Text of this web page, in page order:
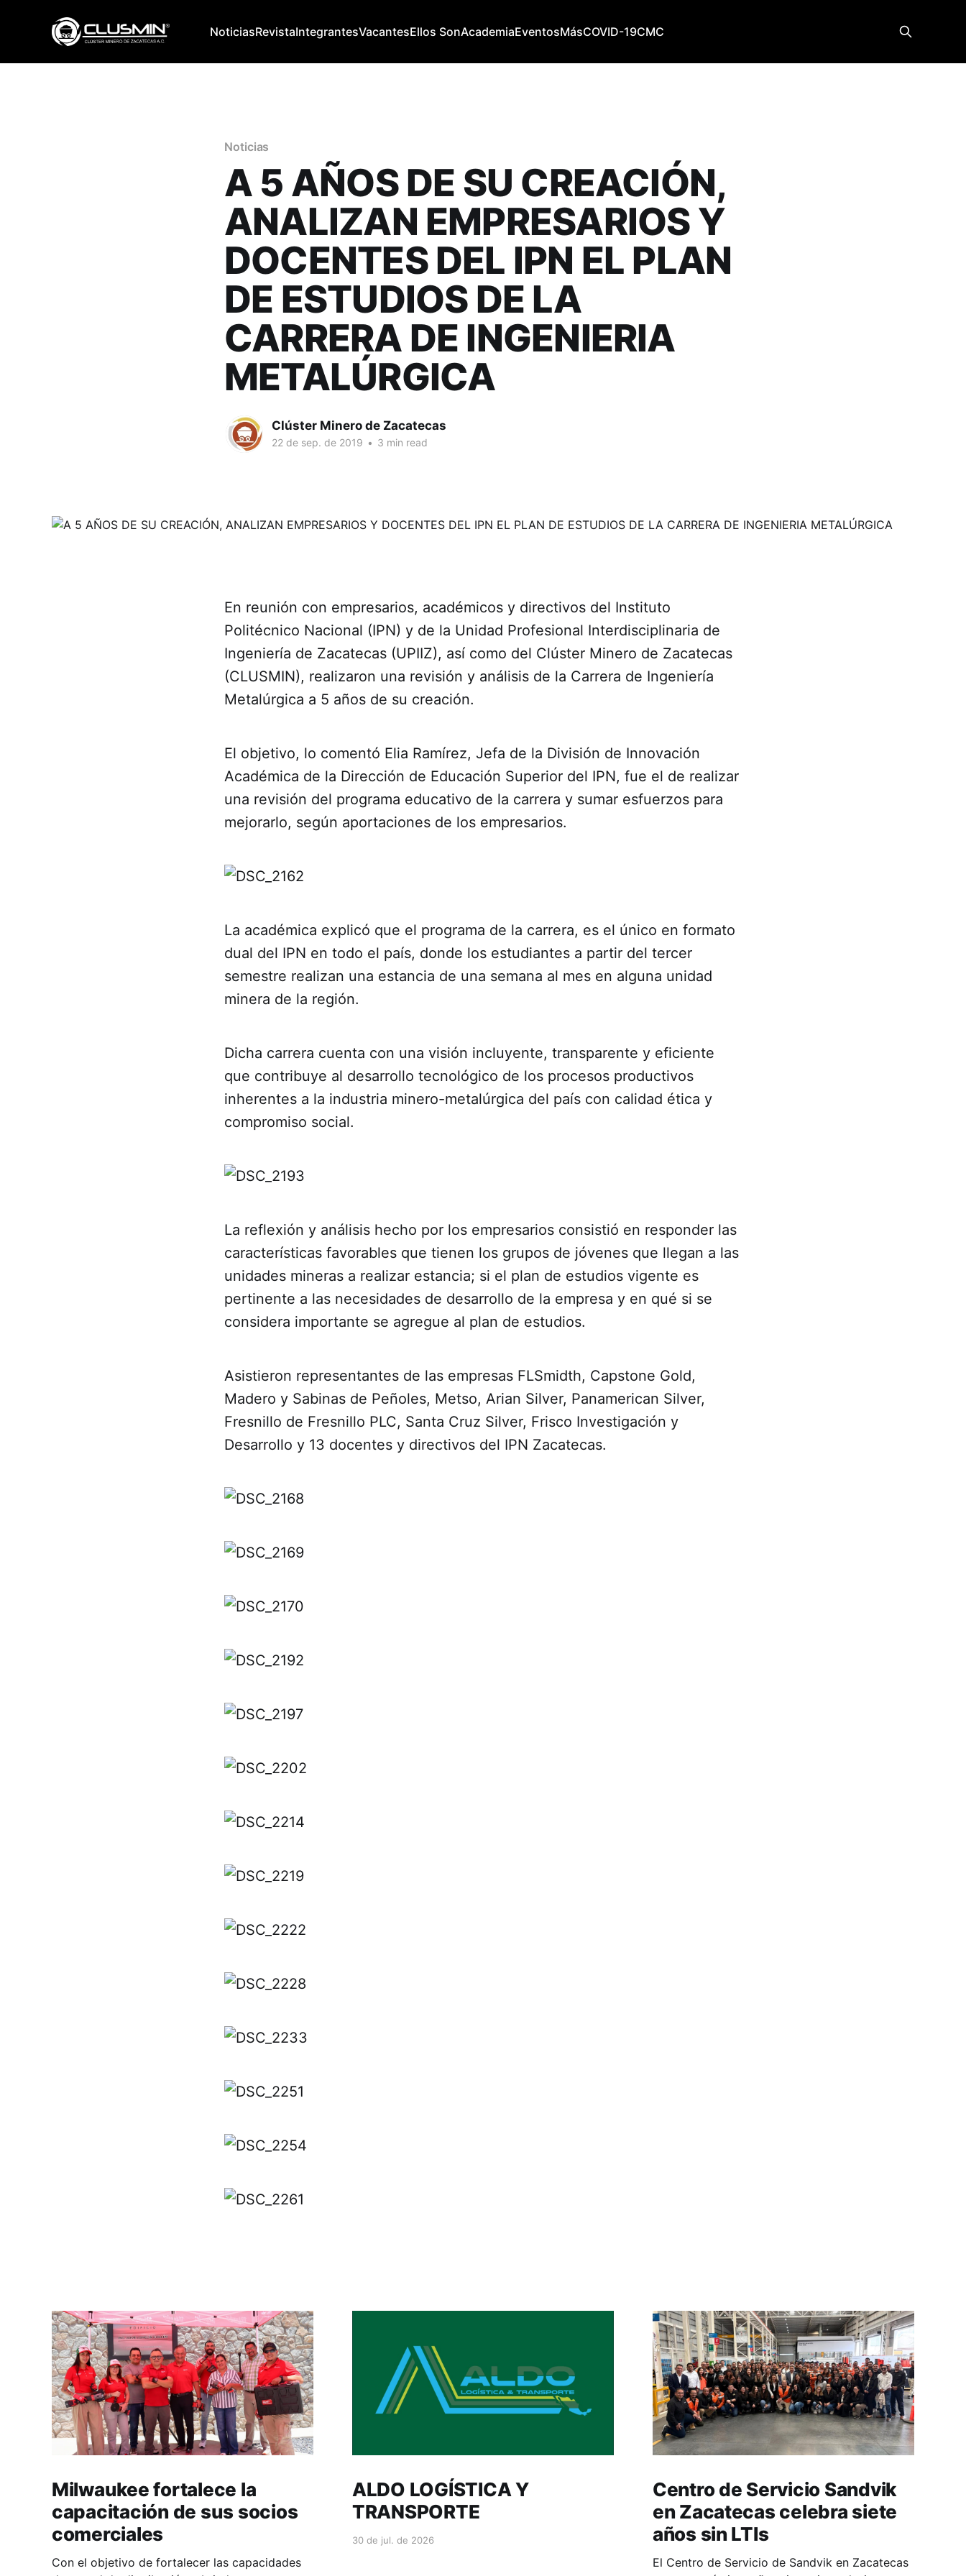
NoticiasRevistaIntegrantesVacantesEllos SonAcademiaEventosMásCOVID-19CMC
Noticias
A 5 AÑOS DE SU CREACIÓN,
ANALIZAN EMPRESARIOS Y
DOCENTES DEL IPN EL PLAN
DE ESTUDIOS DE LA
CARRERA DE INGENIERIA
METALÚRGICA
Clúster Minero de Zacatecas
22 de sep. de 2019 • 3 min read
En reunión con empresarios, académicos y directivos del Instituto
Politécnico Nacional (IPN) y de la Unidad Profesional Interdisciplinaria de
Ingeniería de Zacatecas (UPIIZ), así como del Clúster Minero de Zacatecas
(CLUSMIN), realizaron una revisión y análisis de la Carrera de Ingeniería
Metalúrgica a 5 años de su creación.
El objetivo, lo comentó Elia Ramírez, Jefa de la División de Innovación
Académica de la Dirección de Educación Superior del IPN, fue el de realizar
una revisión del programa educativo de la carrera y sumar esfuerzos para
mejorarlo, según aportaciones de los empresarios.
La académica explicó que el programa de la carrera, es el único en formato
dual del IPN en todo el país, donde los estudiantes a partir del tercer
semestre realizan una estancia de una semana al mes en alguna unidad
minera de la región.
Dicha carrera cuenta con una visión incluyente, transparente y eficiente
que contribuye al desarrollo tecnológico de los procesos productivos
inherentes a la industria minero-metalúrgica del país con calidad ética y
compromiso social.
La reflexión y análisis hecho por los empresarios consistió en responder las
características favorables que tienen los grupos de jóvenes que llegan a las
unidades mineras a realizar estancia; si el plan de estudios vigente es
pertinente a las necesidades de desarrollo de la empresa y en qué si se
considera importante se agregue al plan de estudios.
Asistieron representantes de las empresas FLSmidth, Capstone Gold,
Madero y Sabinas de Peñoles, Metso, Arian Silver, Panamerican Silver,
Fresnillo de Fresnillo PLC, Santa Cruz Silver, Frisco Investigación y
Desarrollo y 13 docentes y directivos del IPN Zacatecas.
Milwaukee fortalece la
capacitación de sus socios
comerciales
Con el objetivo de fortalecer las capacidades
ALDO LOGÍSTICA Y
TRANSPORTE
30 de jul. de 2026
Centro de Servicio Sandvik
en Zacatecas celebra siete
años sin LTIs
El Centro de Servicio de Sandvik en Zacatecas